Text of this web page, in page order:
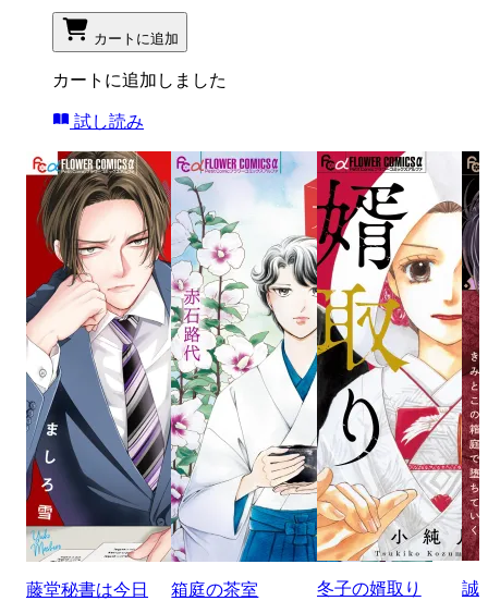
カートに追加
カートに追加しました
試し読み
藤堂秘書は今日
箱庭の茶室
冬子の婿取り
誠